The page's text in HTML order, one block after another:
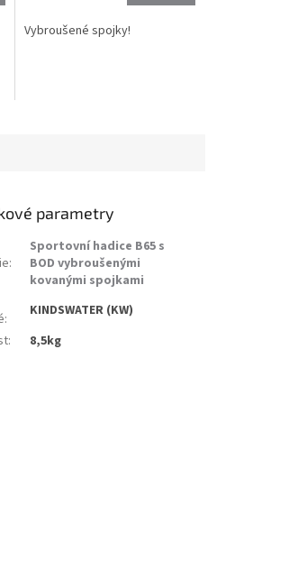
Vybroušené spojky!
parametry
:
Sportovní hadice B65 s
BOD vybroušenými
kovanými spojkami
:
KINDSWATER (KW)
: 8,5kg